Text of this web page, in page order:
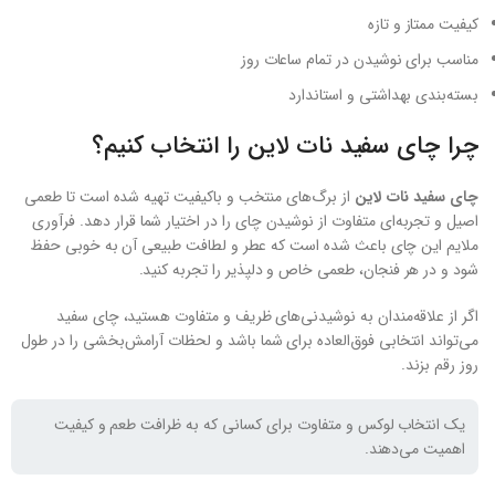
کیفیت ممتاز و تازه
مناسب برای نوشیدن در تمام ساعات روز
بسته‌بندی بهداشتی و استاندارد
چرا چای سفید نات لاین را انتخاب کنیم؟
چای سفید نات لاین از برگ‌های منتخب و باکیفیت تهیه شده است تا طعمی
اصیل و تجربه‌ای متفاوت از نوشیدن چای را در اختیار شما قرار دهد. فرآوری
ملایم این چای باعث شده است که عطر و لطافت طبیعی آن به خوبی حفظ
شود و در هر فنجان، طعمی خاص و دلپذیر را تجربه کنید.
اگر از علاقه‌مندان به نوشیدنی‌های ظریف و متفاوت هستید، چای سفید
می‌تواند انتخابی فوق‌العاده برای شما باشد و لحظات آرامش‌بخشی را در طول
روز رقم بزند.
یک انتخاب لوکس و متفاوت برای کسانی که به ظرافت طعم و کیفیت
اهمیت می‌دهند.